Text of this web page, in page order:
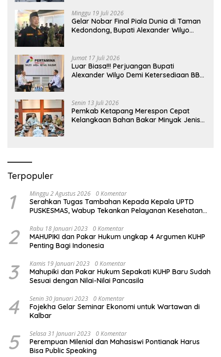
Minggu 19 Juli 2026
Gelar Nobar Final Piala Dunia di Taman
Kedondong, Bupati Alexander Wilyo
Jumat 17 Juli 2026
Luar Biasa!!! Perjuangan Bupati
Alexander Wilyo Demi Ketersediaan BBM
Senin 13 Juli 2026
Pemkab Ketapang Merespon Cepat
Kelangkaan Bahan Bakar Minyak Jenis
Terpopuler
1 Minggu 2 Agustus 2026 0 Komentar
Serahkan Tugas Tambahan Kepada Kepala UPTD
PUSKESMAS, Wabup Tekankan Pelayanan Kesehatan
2 Rabu 18 Januari 2023 0 Komentar
MAHUPIKI dan Pakar Hukum ungkap 4 Argumen KUHP
Penting Bagi Indonesia
3 Kamis 19 Januari 2023 0 Komentar
Mahupiki dan Pakar Hukum Sepakati KUHP Baru Sudah
Sesuai dengan Nilai-Nilai Pancasila
4 Senin 30 Januari 2023 0 Komentar
Fojekha Gelar Seminar Ekonomi untuk Wartawan di
Kalbar
5 Selasa 31 Januari 2023 0 Komentar
Perempuan Milenial dan Mahasiswi Pontianak Harus
Bisa Public Speaking